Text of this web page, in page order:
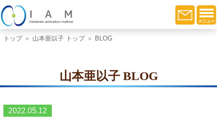
トップ＞ 山本亜以子 トップ＞ BLOG
山本亜以子 BLOG
2022.05.12